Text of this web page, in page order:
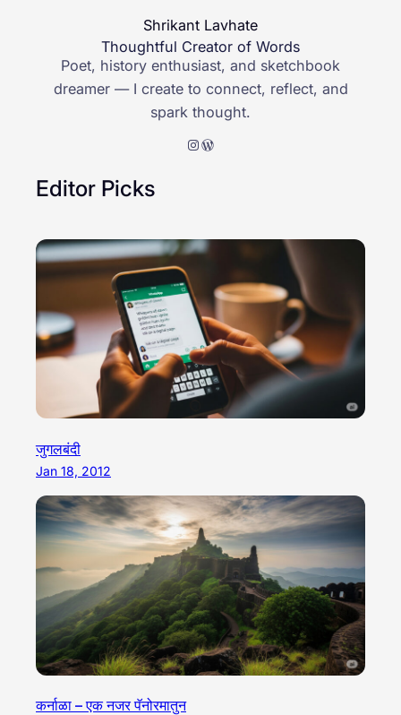
Shrikant Lavhate
Thoughtful Creator of Words
Poet, history enthusiast, and sketchbook
dreamer — I create to connect, reflect, and
spark thought.
Instagram WordPress
Editor Picks
जुगलबंदी
Jan 18, 2012
कर्नाळा – एक नजर पॅनोरमातुन